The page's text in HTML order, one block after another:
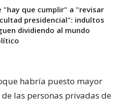
"hay que cumplir" a "revisar
presidencial": indultos
dividiendo al mundo
habría puesto mayor
las personas privadas de